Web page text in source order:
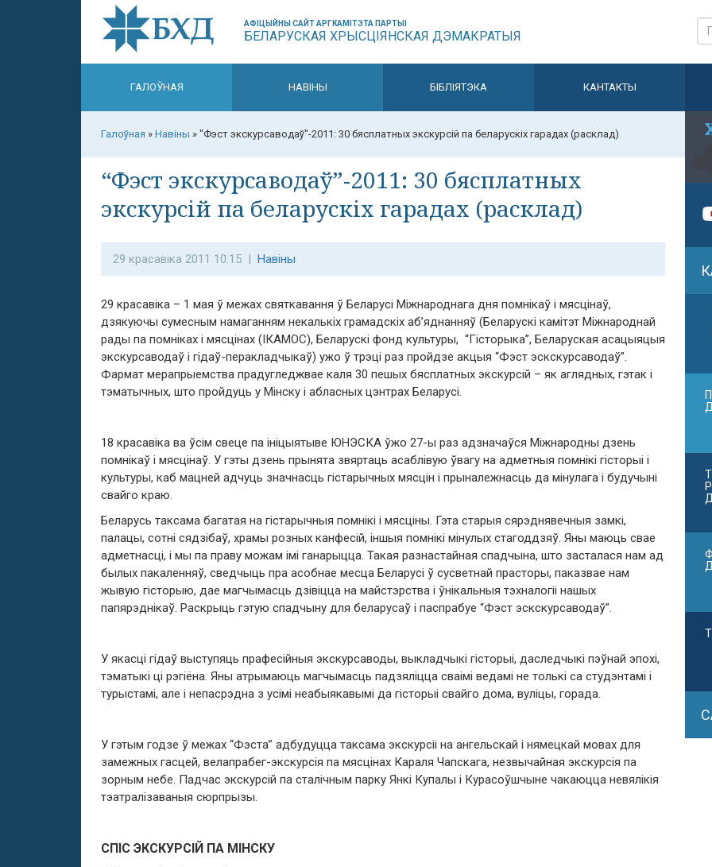
АФІЦЫЙНЫ САЙТ АРГКАМІТЭТА ПАРТЫІ
БЕЛАРУСКАЯ ХРЫСЦІЯНСКАЯ ДЭМАКРАТЫЯ
ГАЛОЎНАЯ НАВІНЫ БІБЛІЯТЭКА КАНТАКТЫ
Галоўная » Навіны » "Фэст экскурсаводаў"-2011: 30 бясплатных экскурсій па беларускіх гарадах (расклад)
“Фэст экскурсаводаў”-2011: 30 бясплатных
экскурсій па беларускіх гарадах (расклад)
29 красавіка 2011 10:15 | Навіны
29 красавіка – 1 мая ў межах святкавання ў Беларусі Міжнароднага дня помнікаў і мясцінаў,
дзякуючы сумесным намаганням некалькіх грамадскіх аб’яднанняў (Беларускі камітэт Міжнароднай
рады па помніках і мясцінах (ІКАМОС), Беларускi фонд культуры, “Гісторыка”, Беларуская асацыяцыя
экскурсаводаў і гідаў-перакладчыкаў) ужо ў трэці раз пройдзе акцыя “Фэст эскскурсаводаў”.
Фармат мерапрыемства прадугледжвае каля 30 пешых бясплатных экскурсій – як аглядных, гэтак і
тэматычных, што пройдуць у Мінску і абласных цэнтрах Беларусі.
18 красавіка ва ўсім свеце па ініцыятыве ЮНЭСКА ўжо 27-ы раз адзначаўся Міжнародны дзень
помнікаў і мясцінаў. У гэты дзень прынята звяртаць асаблівую ўвагу на адметныя помнікі гісторыі і
культуры, каб мацней адчуць значнасць гістарычных мясцін і прыналежнасць да мінулага і будучыні
свайго краю.
Беларусь таксама багатая на гістарычныя помнікі і мясціны. Гэта старыя сярэднявечныя замкі,
палацы, сотні сядзібаў, храмы розных канфесій, іншыя помнікі мінулых стагоддзяў. Яны маюць свае
адметнасці, і мы па праву можам імі ганарыцца. Такая разнастайная спадчына, што засталася нам ад
былых пакаленняў, сведчыць пра асобнае месца Беларусі ў сусветнай прасторы, паказвае нам
жывую гісторыю, дае магчымасць дзівіцца на майстэрства і ўнікальныя тэхналогіі нашых
папярэднікаў. Раскрыць гэтую спадчыну для беларусаў і паспрабуе “Фэст эскскурсаводаў”.
У якасці гідаў выступяць прафесійныя экскурсаводы, выкладчыкі гісторыі, даследчыкі пэўнай эпохі,
тэматыкі ці рэгіёна. Яны атрымаюць магчымасць падзяліцца сваімі ведамі не толькі са студэнтамі і
турыстамі, але і непасрэдна з усімі неабыякавымі да гісторыі свайго дома, вуліцы, горада.
У гэтым годзе ў межах “Фэста” адбудуцца таксама экскурсіі на ангельскай і нямецкай мовах для
замежных гасцей, велапрабег-экскурсія па мясцінах Караля Чапскага, незвычайная экскурсія па
зорным небе. Падчас экскурсій па сталічным парку Янкі Купалы і Курасоўшчыне чакаюцца невялікія
тэатралізаваныя сюрпрызы.
СПІС ЭКСКУРСІЙ ПА МІНСКУ